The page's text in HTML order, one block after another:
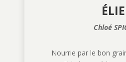
ÉLIE
Chloé
Nourrie par le bon